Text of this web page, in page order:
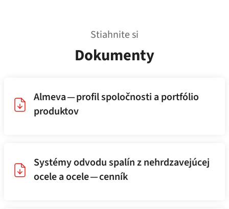
Stiahnite si
Dokumenty
Almeva — profil spoločnosti a portfólio
produktov
Systémy odvodu spalín z nehrdzavejúcej
ocele a ocele — cenník